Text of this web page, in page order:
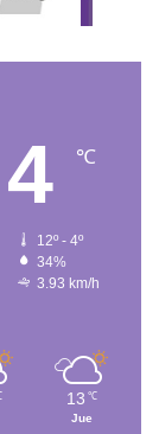
4 ℃
12º - 4º
34%
3.93 km/h
13 ℃
Jue